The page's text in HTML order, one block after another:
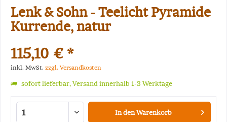
Lenk & Sohn - Teelicht Pyramide
Kurrende, natur
115,10 € *
inkl. MwSt. zzgl. Versandkosten
sofort lieferbar, Versand innerhalb 1-3 Werktage
In denWarenkorb